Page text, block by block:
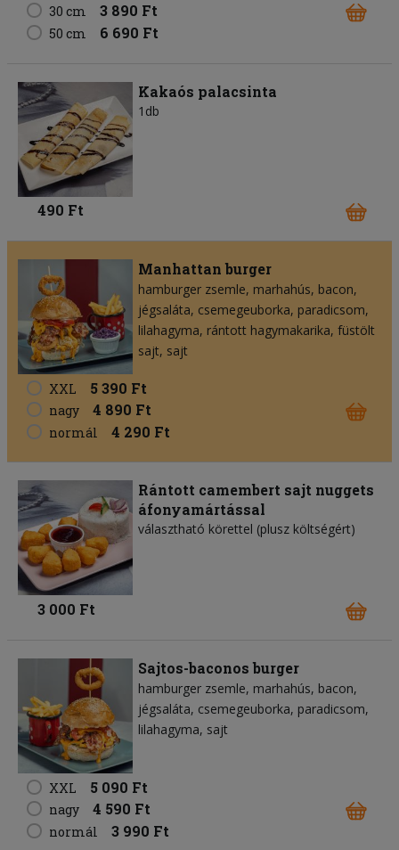
30 cm 3 890 Ft
50 cm 6 690 Ft
Kakaós palacsinta
1db
490 Ft
Manhattan burger
hamburger zsemle marhahús bacon
jégsaláta csemegeuborka paradicsom
lilahagyma rántott hagymakarika füstölt
sajt sajt
XXL 5 390 Ft
nagy 4 890 Ft
normál 4 290 Ft
Rántott camembert sajt nuggets
áfonyamártással
választható körettel (plusz költségért)
3 000 Ft
Sajtos-baconos burger
hamburger zsemle marhahús bacon
jégsaláta csemegeuborka paradicsom
lilahagyma sajt
XXL 5 090 Ft
nagy 4 590 Ft
normál 3 990 Ft